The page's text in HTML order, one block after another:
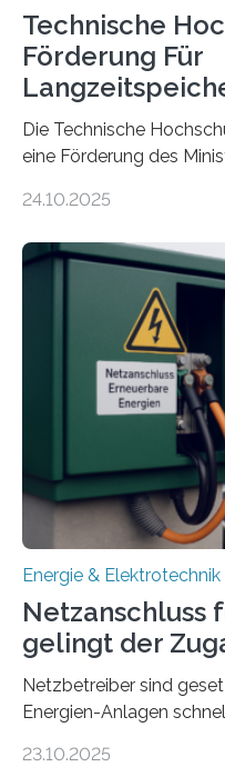
Technische
Förderung Für
Die Technische
eine Förderung des
Forschungsprojekt
Quartieren“
Entwicklung,
Konzepten zur
sektorübergreifend
Projekt startete am 15.
von drei Jahren und ein
Millionen Euro, wovon
Ministerium für Umwelt,
24.10.2025
Energie & Elektrotechnik
Netzanschluss
gelingt der
Netzbetreiber sind
Energien-Anlagen
ermöglichen. Doch der
23.10.2025